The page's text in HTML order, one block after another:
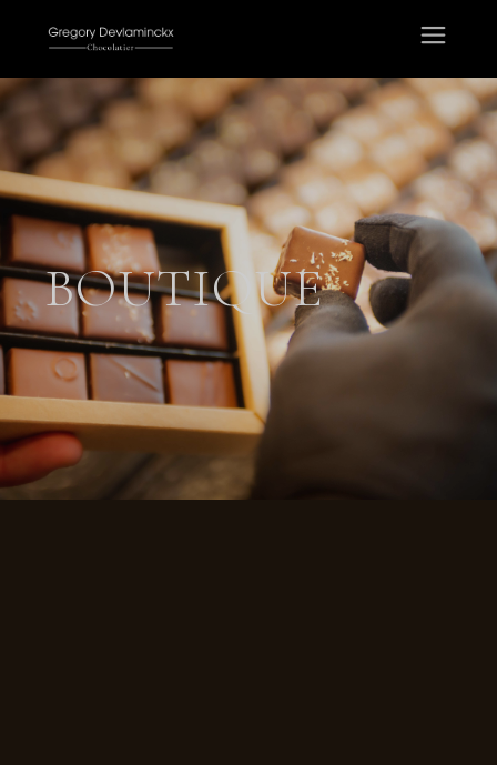
BOUTIQUE